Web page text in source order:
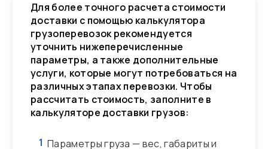
Для более точного расчета стоимости
доставки с помощью калькулятора
грузоперевозок рекомендуется
уточнить нижеперечисленные
параметры, а также дополнительные
услуги, которые могут потребоваться на
различных этапах перевозки. Чтобы
рассчитать стоимость, заполните в
калькуляторе доставки грузов:
1 Параметры груза — вес, габариты и